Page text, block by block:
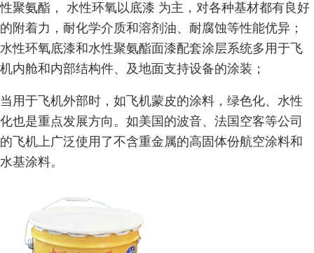
性聚氨酯， 水性环氧以底漆 为主，对各种基材都有良好
的附着力，耐化学介质和溶剂油、耐腐蚀等性能优异；
水性环氧底漆和水性聚氨酯面漆配套涂层系统多用于飞
机内舱和内部结构件、及地面支持设备的涂装；
当用于飞机外部时，如飞机蒙皮的涂料，绿色化、水性
化也是重点发展方向。如美国的波音、法国空客等公司
的飞机上广泛使用了不含重金属的高固体份航空涂料和
水基涂料。